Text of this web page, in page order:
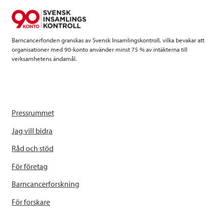
k
Barncancerfonden granskas av Svensk Insamlingskontroll, vilka bevakar att
organisationer med 90-konto använder minst 75 % av intäkterna till
verksamhetens ändamål.
Pressrummet
Jag vill bidra
Råd och stöd
För företag
Barncancerforskning
För forskare